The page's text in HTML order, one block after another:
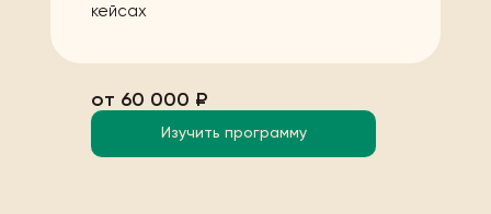
кейсах
от 60 000 ₽
Изучить программу